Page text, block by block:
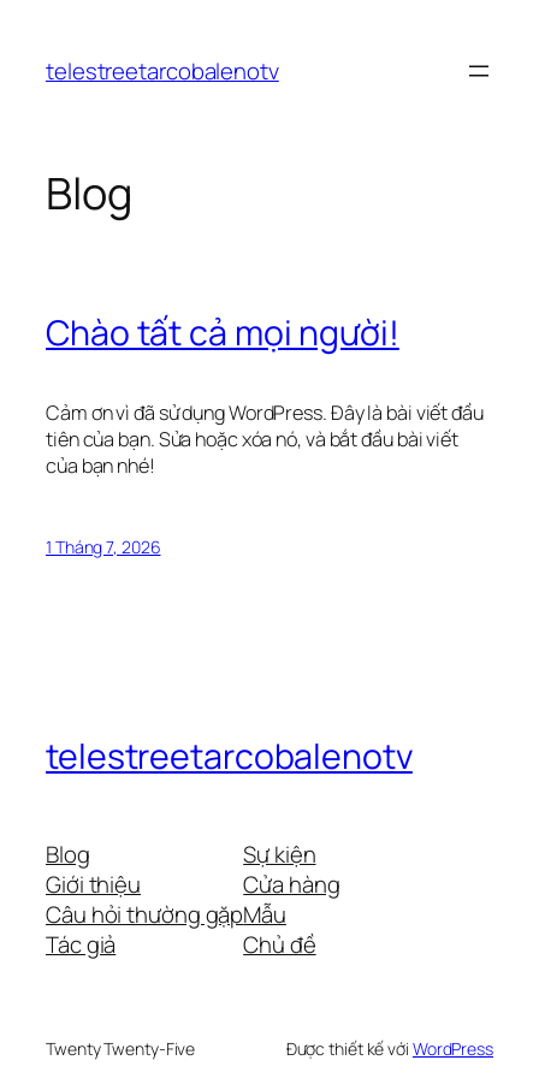
phầntelestreetarcobalenotv
Blog
Chào tất cả mọi người!
Cảm ơn vì đã sử dụng WordPress. Đây là bài viết đầu
tiên của bạn. Sửa hoặc xóa nó, và bắt đầu bài viết
của bạn nhé!
1 Tháng 7, 2026
telestreetarcobalenotv
Blog
Giới thiệu
Câu hỏi thường gặp
Tác giả
Sự kiện
Cửa hàng
Mẫu
Chủ đề
Twenty Twenty-Five Được thiết kế với WordPress